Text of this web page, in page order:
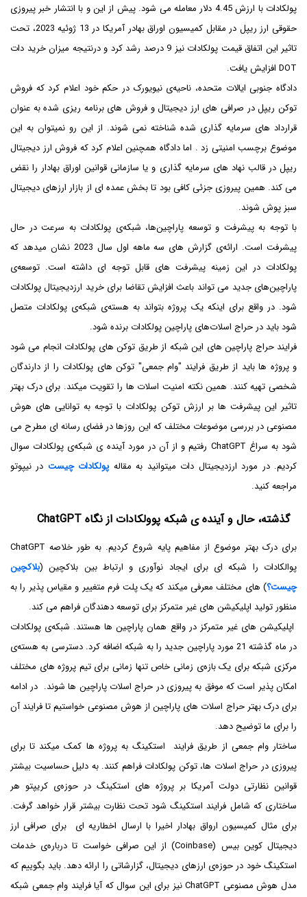
پولکادات با ارزش 4.45 دلار معامله می شود. پیش از این و با انتشار خبر پیروزی
حقوقی ارز ریپل در مقابل کمیسیون اوراق بهادر آمریکا در 13 ژوئیه 2023، تحت
تاثیر این اتفاق قیمت پولکادات نیز 9 درصد رشد کرد و درنتیجه میزان خرید دات
DOT افزایش یافت.
دادگاه جنوبی ایالات متحده، ناحیه‌ی نیویورک در حکم خود اعلام کرد که فروش
توکن ریپل در صرافی های ارز دیجیتال و فروش های برنامه ریزی شده به عنوان
قرارداد های سرمایه گذاری شده شناخته نمی شوند. از این رو نمیتوان به این
موضوع برچسب امنیتی زد . اما دادگاه همچنین اعلام کرد که فروش ارز دیجیتال
ریپل در قالب نهاد های سرمایه گذاری و یا سازمانی قوانین اوراق بهادار را نقض
می کند. همین پیروزی جزئی کافی بود تا بخش عمده ای از بازار ارزهای دیجیتال
سبز پوش شوند.
با توجه به پیشرفت و توسعه پاراچین‌ها، شبکه‌ی پولکادات به سرعت در حال
پیشرفت است. ارائه‌ی گزارش های سه ماهه‌ اول سال 2023 نشان میدهد که
پولکادات در این زمینه پیشرفت های قابل توجه ای داشته است. توسعه‌ی
پاراچین‌های جدید می تواند باعث افزایش تقاضا برای خرید ارزدیجیتال پولکادات
شود. در واقع برای اینکه یک پروژه بتواند به هسته‌ی شبکه‌ی پولکادات متصل
شود باید در حراج اسلات‌های پاراچین پولکادات برنده شود.
فرایند حراج پاراچین های این شبکه از طریق توکن های پولکادات انجام می شود
و پروژه ها باید از طریق فرایند "وام جمعی" توکن های پولکادات را از دارندگان
شخصی تهیه کنند. همین نکته امنیت اسلات ها را تقویت میکند. برای درک بهتر
تاثیر این پیشرفت ها بر ارزش توکن پولکادات با توجه به توانایی های هوش
مصنوعی در بررسی موضوعات مختلف که این روزها در فضای رسانه ای مطرح می
شود به سراغ ChatGPT رفتیم و از آن در مورد آینده ی شبکه‌ی پولکادات سوال
کردیم. در مورد ارزدیجیتال دات میتوانید به مقاله پولکادات چیست در نیپوتو
مراجعه کنید.
گذشته، حال و آینده ی شبکه پوولکادات از نگاه ChatGPT
برای درک بهتر موضوع از مفاهیم پایه شروع کردیم. به طور خلاصه ChatGPT
پوالکادات را شبکه ای برای ایجاد نوآوری و ارتباط بین بلاکچین (بلاکچین
چیست؟) های مختلف معرفی میکند که یک پلت فرم متغییر و مقیاس پذیر را به
منظور تولید اپلیکیشن های غیر متمرکز برای توسعه دهندگان فراهم می کند.
اپلیکیشن های غیر متمرکز در واقع همان پاراچین ها هستند. شبکه‌ی پولکادات
در ماه گذشته 21 مورد پاراچین جدید را به شبکه اضافه کرد. دسترسی به هسته‌ی
مرکزی شبکه برای یک بازه‌ی زمانی خاص تنها زمانی برای تیم پروژه های مختلف
امکان پذیر است که موفق به پیروزی در حراج اسلات پاراچین ها شوند. در ادامه
برای درک بهتر حراج اسلات های پاراچین از هوش مصنوعی خواستیم تا فرایند آن
را برای ما توضیح دهد.
ساختار وام جمعی از طریق فرایند استکینگ به پروژه ها کمک میکند تا برای
پیروزی در حراج اسلات ها، توکن پولکادات فراهم کنند. به دلیل حساسیت بیشتر
قوانین نظارتی دولت آمریکا بر پروژه های استکینگ در حوزه‌ی کریپتو هر
ساختاری که شامل فرایند استکینگ شود تحت نظارت بیشتر قرار خواهد گرفت.
برای مثال کمیسیون ارواق بهادار اخیرا با ارسال اخطاریه ای برای صرافی ارز
دیجیتال کوین بیس (Coinbase) از این صرافی خواست تا درباره‌ی خدمات
استکینگ خود در حوزه‌ی ارزهای دیجیتال، گزارشاتی را ارائه دهد. باید بگوییم که
مدل هوش مصنوعی ChatGPT نیز برای این سوال که آیا فرایند وام جمعی شبکه